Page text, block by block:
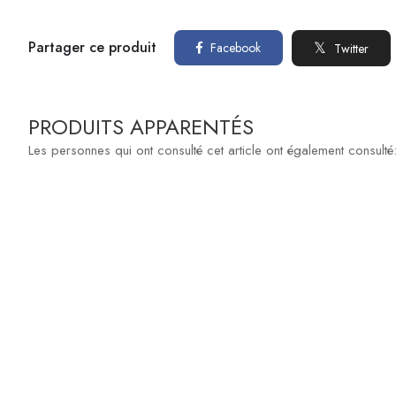
Partager ce produit Facebook Twitter
PRODUITS APPARENTÉS
Les personnes qui ont consulté cet article ont également consulté: